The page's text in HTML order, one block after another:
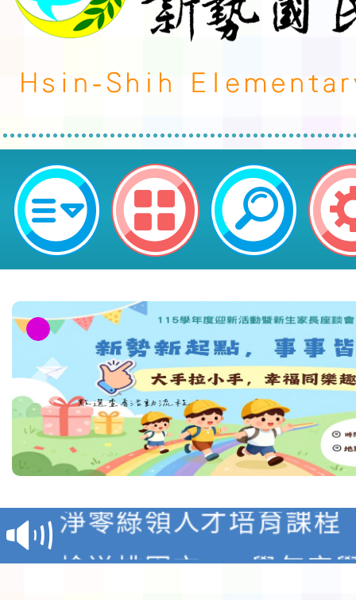
轉知~家庭教育中心「小桃家4月課
愛擁抱人生系列講座」海報各1份-
勢國民小學
教育部校安中心白海豚
報
淨零綠領人才培育課程
檢送桃園市115學年度